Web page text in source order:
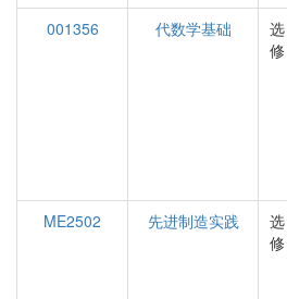
001356
代数学基础
选
修
ME2502
先进制造实践
选
修